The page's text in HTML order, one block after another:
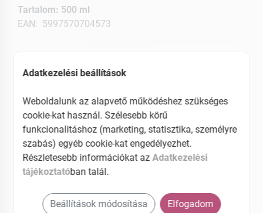
Tartalom: 500 ml
EAN: 5997570704573
Adatkezelési beállítások
Weboldalunk az alapvető működéshez szükséges
cookie-kat használ. Szélesebb körű
funkcionalitáshoz (marketing, statisztika, személyre
szabás) egyéb cookie-kat engedélyezhet.
Részletesebb információkat azAdatkezelési
tájékoztatóban talál.
Beállítások módosítása Elfogadom